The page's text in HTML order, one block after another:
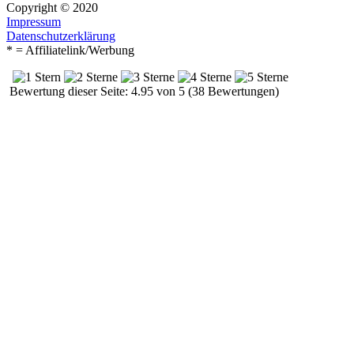
Copyright © 2020
Impressum
Datenschutzerklärung
* = Affiliatelink/Werbung
Bewertung dieser Seite: 4.95 von 5 (38 Bewertungen)